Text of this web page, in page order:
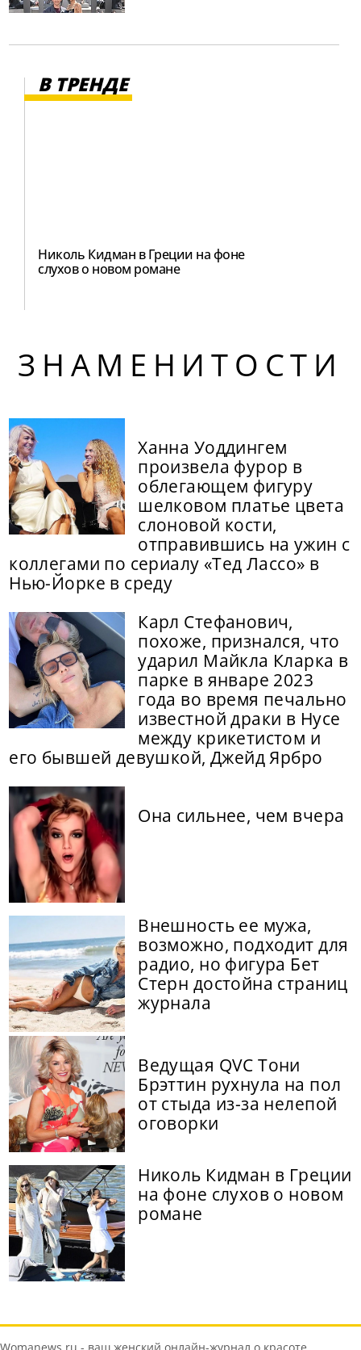
В ТРЕНДЕ
Николь Кидман в Греции на фоне
слухов о новом романе
ЗНАМЕНИТОСТИ
Ханна Уоддингем
произвела фурор в
облегающем фигуру
шелковом платье цвета
слоновой кости,
отправившись на ужин с
коллегами по сериалу «Тед Лассо» в
Нью-Йорке в среду
Карл Стефанович,
похоже, признался, что
ударил Майкла Кларка в
парке в январе 2023
года во время печально
известной драки в Нусе
между крикетистом и
его бывшей девушкой, Джейд Ярбро
Она сильнее, чем вчера
Внешность ее мужа,
возможно, подходит для
радио, но фигура Бет
Стерн достойна страниц
журнала
Ведущая QVC Тони
Брэттин рухнула на пол
от стыда из-за нелепой
оговорки
Николь Кидман в Греции
на фоне слухов о новом
романе